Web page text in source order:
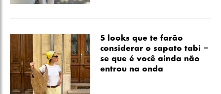
5 looks que te farão
considerar o sapato tabi –
se que é você ainda não
entrou na onda